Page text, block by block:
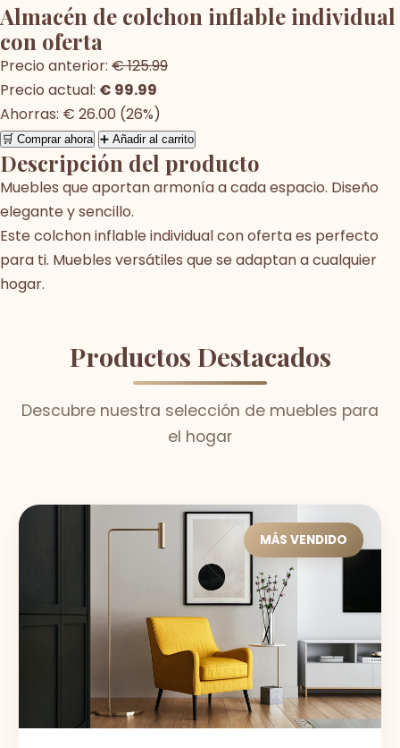
Almacén de colchon inflable individual
con oferta
Precio anterior: € 125.99
Precio actual: € 99.99
Ahorras: € 26.00 (26%)
🛒 Comprar ahora ➕ Añadir al carrito
Descripción del producto
Muebles que aportan armonía a cada espacio. Diseño
elegante y sencillo.
Este colchon inflable individual con oferta es perfecto
para ti. Muebles versátiles que se adaptan a cualquier
hogar.
Productos Destacados
Descubre nuestra selección de muebles para
el hogar
MÁS VENDIDO